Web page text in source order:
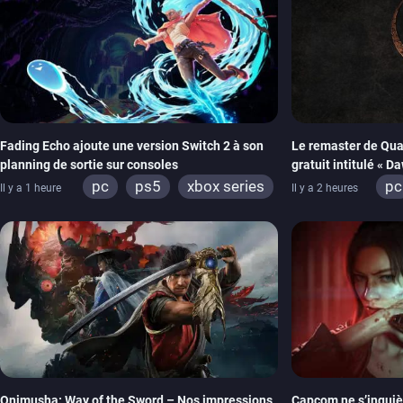
Fading Echo ajoute une version Switch 2 à son
planning de sortie sur consoles
Il y a 1 heure pc ps5 xbox series
Le remaster de
gratuit intitulé «
Il y a 2 heures pc